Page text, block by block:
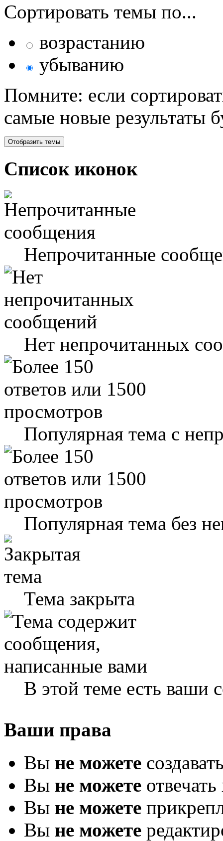
Сортировать темы по...
возрастанию
убыванию
Помните: если
самые новые результаты
Список иконок
Непрочитанные
Нет непрочитанных
Популярная тема с
Популярная тема без
Тема закрыта
В этой теме есть ваши
Ваши права
Вы не можете
Вы не можете
Вы не можете
Вы не можете